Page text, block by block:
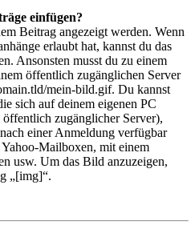
einfügen?
Beitrag angezeigt werden. Wenn
erlaubt hat, kannst du das
Ansonsten musst du zu einem
öffentlich zugänglichen Server
mein-bild.gif. Du kannst
sich auf deinem eigenen PC
zugänglicher Server),
einer Anmeldung verfügbar
Mailboxen, mit einem
usw. Um das Bild anzuzeigen,
„[img]“.